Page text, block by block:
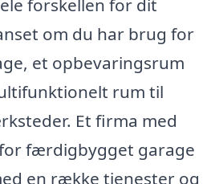
forskellen for dit
om du har brug for
et opbevaringsrum
rum til
Et firma med
færdigbygget garage
en række tjenester og